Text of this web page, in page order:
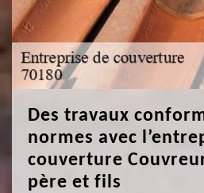
Des travaux
normes avec
couverture
père et fils